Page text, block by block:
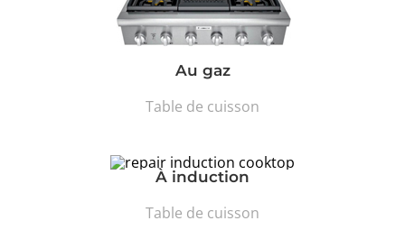
Au gaz
Table de cuisson
À induction
Table de cuisson